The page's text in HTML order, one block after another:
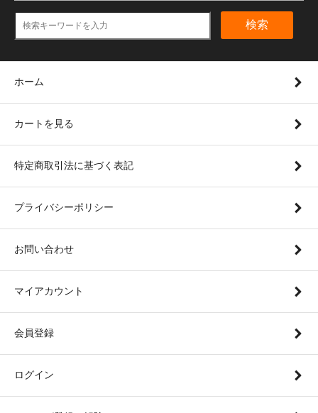
検索
ホーム
カートを見る
特定商取引法に基づく表記
プライバシーポリシー
お問い合わせ
マイアカウント
会員登録
ログイン